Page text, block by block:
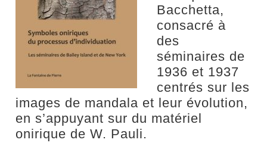
Bacchetta,
consacré à
des
séminaires de
1936 et 1937
centrés sur les
images de mandala et leur évolution,
en s’appuyant sur du matériel
onirique de W. Pauli.